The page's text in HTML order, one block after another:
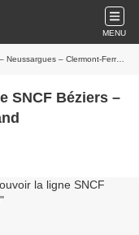
MENU
– Clermont-Ferrand
SNCF Béziers –